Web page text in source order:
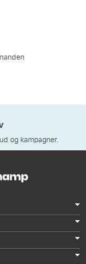
og kampagner.